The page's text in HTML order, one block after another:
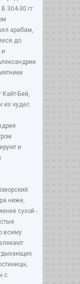
304-30 гг
арабам,
до
и
Кайт-Бей,
из чудес
и
ниже,
сухой -
всему
с